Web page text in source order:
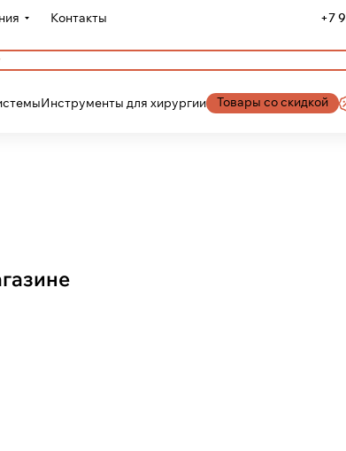
Контакты +7
Инструменты для хирургии Товары со скидкой